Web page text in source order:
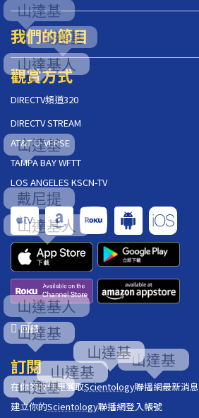
我們的節目
觀賞方式
DIRECTV頻道320
DIRECTV STREAM
AT&T U-VERSE
TAMPA BAY WFTT
LOS ANGELES KSCN-TV
回饋
訂閱
在你的收件匣獲取Scientology聯播網最新消息
建立你的Scientology聯播網登入帳號